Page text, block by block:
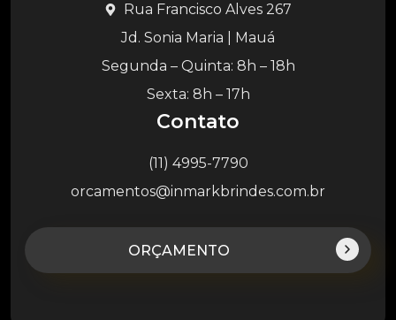
Rua Francisco Alves 267
Jd. Sonia Maria | Mauá
Segunda – Quinta: 8h – 18h
Sexta: 8h – 17h
Contato
(11) 4995-7790
orcamentos@inmarkbrindes.com.br
ORÇAMENTO